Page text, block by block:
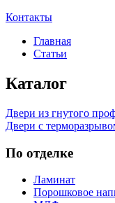
Контакты
Главная
Статьи
Каталог
Двери из гнутого
Двери с
По отделке
Ламинат
Порошковое